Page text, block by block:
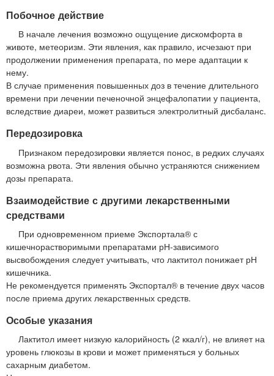
Побочное действие
В начале лечения возможно ощущение дискомфорта в
животе, метеоризм. Эти явления, как правило, исчезают при
продолжении применения препарата, по мере адаптации к
нему.
В случае применения повышенных доз в течение длительного
времени при лечении печеночной энцефалопатии у пациента,
вследствие диареи, может развиться электролитный дисбаланс.
Передозировка
Признаком передозировки является понос, в редких случаях
возможна рвота. Эти явления обычно устраняются снижением
дозы препарата.
Взаимодействие с другими лекарственными
средствами
При одновременном приеме Экспортала® с
кишечнорастворимыми препаратами рН-зависимого
высвобождения следует учитывать, что лактитол понижает рН
кишечника.
Не рекомендуется применять Экспортал® в течение двух часов
после приема других лекарственных средств.
Особые указания
Лактитол имеет низкую калорийность (2 ккал/г), не влияет на
уровень глюкозы в крови и может применяться у больных
сахарным диабетом.